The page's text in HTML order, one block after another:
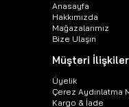
Anasayfa
Hakkımızda
Mağazalarımız
Bize Ulaşın
Müşteri
Üyelik
Çerez Aydınlatma
Kargo & İade